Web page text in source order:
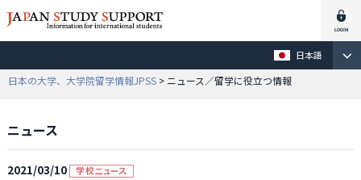
日本語
日本の大学、大学院留学情報JPSS > ニュース／留学に役立つ情報
ニュース
2021/03/10